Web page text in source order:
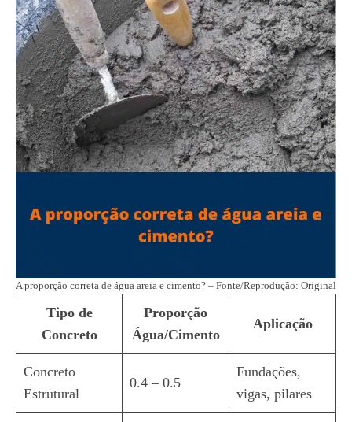
A proporção correta de água areia e cimento? – Fonte/Reprodução: Original
Tipo de
Concreto
Proporção
Água/Cimento
Aplicação
Concreto
Estrutural
0.4 – 0.5
Fundações,
vigas, pilares